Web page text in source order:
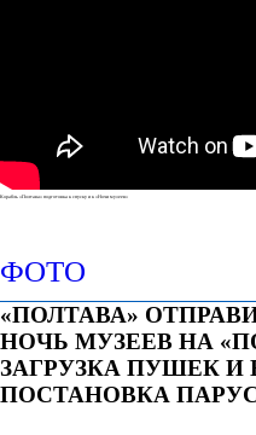
Корабль «Полтава» подготовка к спуску и к «Ночи музеев»
ФОТО
«ПОЛТАВА»
НОЧЬ МУЗЕЕВ НА
ЗАГРУЗКА ПУШЕК И
ПОСТАНОВКА